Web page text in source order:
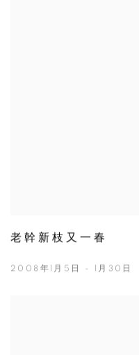
老幹新枝又一春
2008年1月5日 - 1月30日